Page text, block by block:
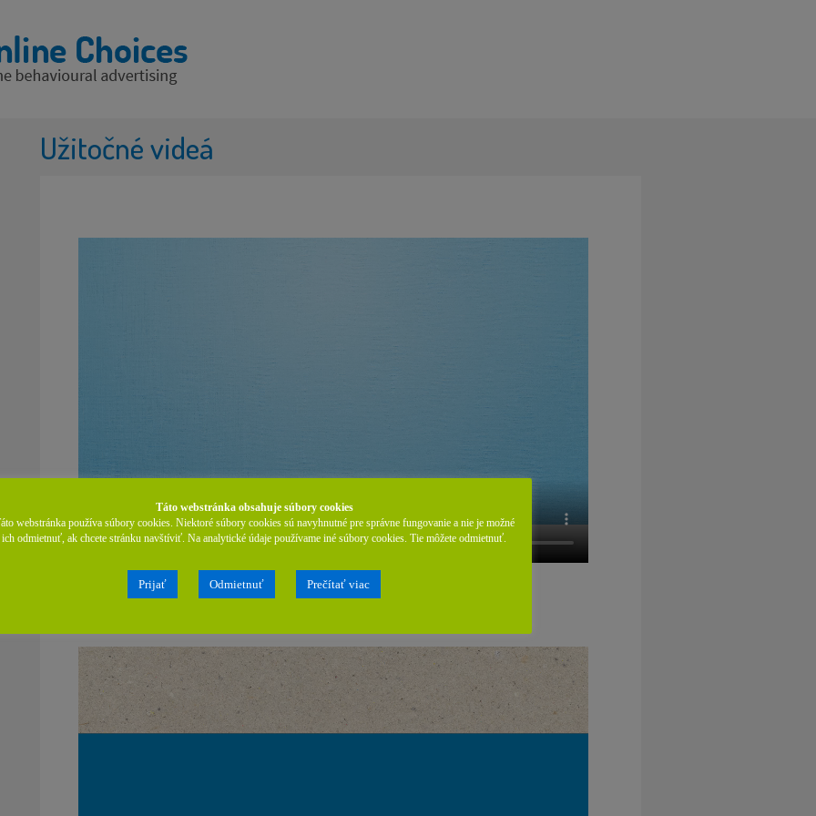
Užitočné videá
Ako funguje online behaviorálna reklama (OBA)?
Táto webstránka obsahuje súbory cookies
webstránka používa súbory cookies. Niektoré súbory cookies sú navyhnutné pre správne fungovanie a nie je možné
ich odmietnuť, ak chcete stránku navštíviť. Na analytické údaje používame iné súbory cookies. Tie môžete odmietnuť.
Prijať Odmietnuť Prečítať viac